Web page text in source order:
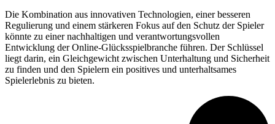
Die Kombination aus innovativen Technologien, einer besseren
Regulierung und einem stärkeren Fokus auf den Schutz der Spieler
könnte zu einer nachhaltigen und verantwortungsvollen
Entwicklung der Online-Glücksspielbranche führen. Der Schlüssel
liegt darin, ein Gleichgewicht zwischen Unterhaltung und Sicherheit
zu finden und den Spielern ein positives und unterhaltsames
Spielerlebnis zu bieten.